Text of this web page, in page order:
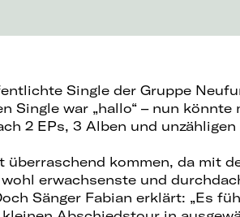
Single der Gruppe
Single war „hallo“ – nun könnte
2 EPs, 3 Alben und
überraschend kommen, da mit
wohl erwachsenste und
Sänger Fabian erklärt: „Es